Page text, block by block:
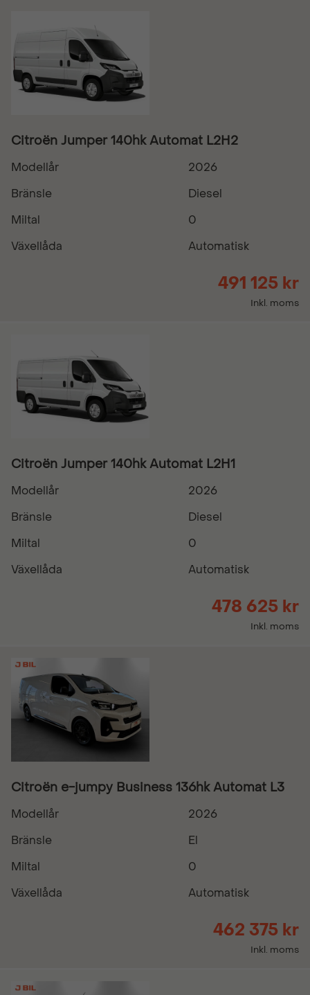
Citroën Jumper 140hk Automat L2H2
Modellår
2026
Bränsle
Diesel
Miltal
0
Växellåda
Automatisk
491 125 kr
Inkl. moms
Citroën Jumper 140hk Automat L2H1
Modellår
2026
Bränsle
Diesel
Miltal
0
Växellåda
Automatisk
478 625 kr
Inkl. moms
Citroën e-jumpy Business 136hk Automat L3
Modellår
2026
Bränsle
El
Miltal
0
Växellåda
Automatisk
462 375 kr
Inkl. moms